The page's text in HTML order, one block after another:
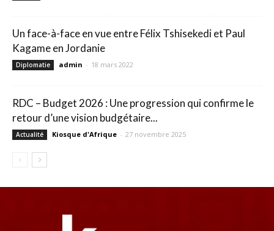
Un face-à-face en vue entre Félix Tshisekedi et Paul
Kagame en Jordanie
Diplomatie admin - 18 mars 2022
RDC – Budget 2026 : Une progression qui confirme le
retour d’une vision budgétaire...
Actualité Kiosque d'Afrique - 27 novembre 2025